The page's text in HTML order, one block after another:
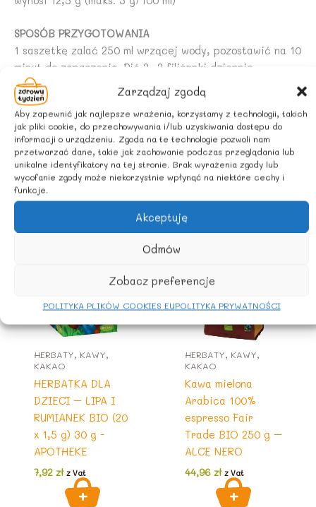
Zarządzaj zgodą
Aby zapewnić jak najlepsze wrażenia, korzystamy z technologii, takich
jak pliki cookie, do przechowywania i/lub uzyskiwania dostępu do
informacji o urządzeniu. Zgoda na te technologie pozwoli nam
przetwarzać dane, takie jak zachowanie podczas przeglądania lub
unikalne identyfikatory na tej stronie. Brak wyrażenia zgody lub
wycofanie zgody może niekorzystnie wpłynąć na niektóre cechy i
funkcje.
Akceptuję
Odmów
Zobacz preferencje
POLITYKA PLIKÓW COOKIES EUPOLITYKA PRYWATNOŚCI
SPOSÓB PRZYGOTOWANIA
1 saszetkę zalać 250 ml wrzącej wody, pozostawić na 10
minut do zaparzenia. Pić 2 -3 filiżanki dziennie.
ZALECANE WARUNKI PRZECHOWYWANIA
Przechowywać w suchym i chłodnym miejscu.
Podobne produkty
HERBATY, KAWY,
KAKAO
HERBATKA DLA
DZIECI – LIPA I
RUMIANEK BIO (20
x 1,5 g) 30 g -
APOTHEKE
7,92 zł z Vat
HERBATY, KAWY,
KAKAO
Kawa mielona
Arabica 100%
espresso Fair
Trade BIO 250 g –
ALCE NERO
44,96 zł z Vat